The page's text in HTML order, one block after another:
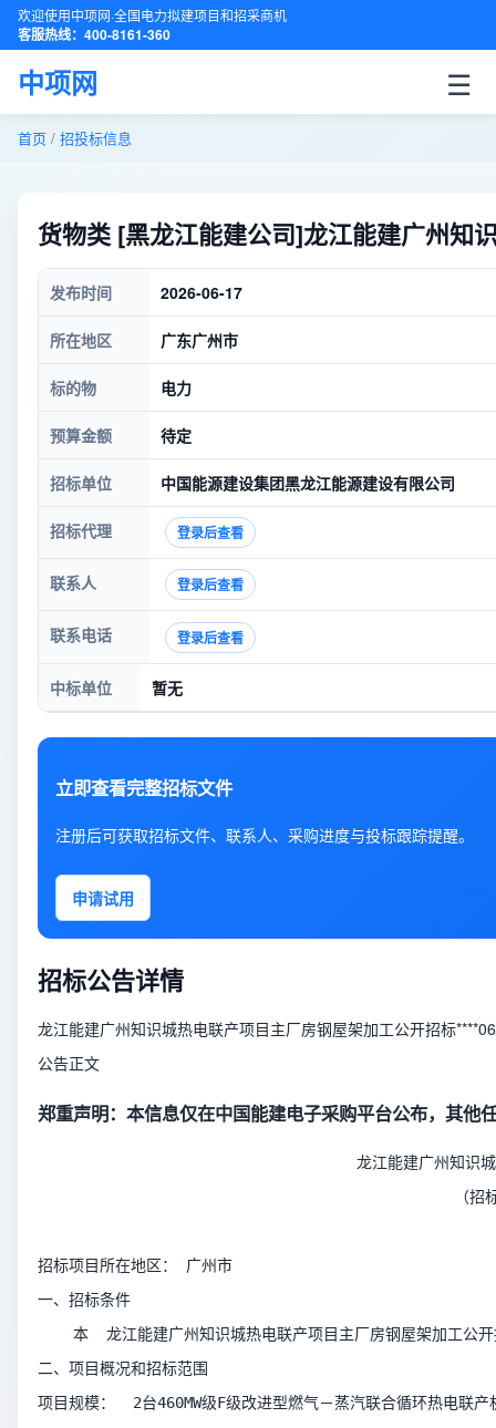
欢迎使用中项网·全国电力拟建项目和招采商机
客服热线：400-8161-360
中项网 ☰
首页 / 招投标信息
货物类 [黑龙江能建公司]龙江能建广州知
发布时间 2026-06-17
所在地区 广东广州市
标的物 电力
预算金额 待定
招标单位 中国能源建设集团黑龙江能源建设有限公司
招标代理 登录后查看
联系人 登录后查看
联系电话 登录后查看
中标单位 暂无
立即查看完整招标文件
注册后可获取招标文件、联系人、采购进度与投标跟踪提醒。
申请试用
招标公告详情
龙江能建广州知识城热电联产项目主厂房钢屋架加工公开招标
公告正文
郑重声明：本信息仅在中国能建电子采购平台公布，其他
龙江能建广州知识城
（招
招标项目所在地区： 广州市
一、招标条件
本  龙江能建广州知识城热电联产项目主厂房钢屋架加工
二、项目概况和招标范围
项目规模：  2台460MW级F级改进型燃气－蒸汽联合循环热电联